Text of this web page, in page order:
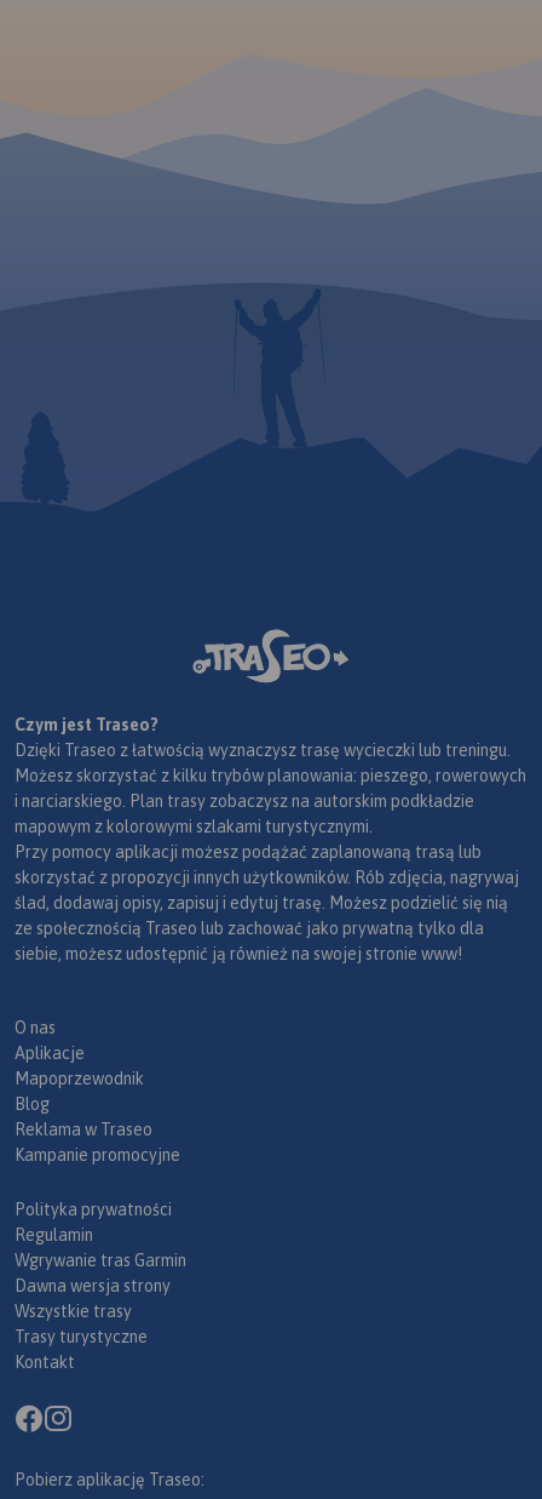
Czym jest Traseo?
Dzięki Traseo z łatwością wyznaczysz trasę wycieczki lub treningu.
Możesz skorzystać z kilku trybów planowania: pieszego, rowerowych
i narciarskiego. Plan trasy zobaczysz na autorskim podkładzie
mapowym z kolorowymi szlakami turystycznymi.
Przy pomocy aplikacji możesz podążać zaplanowaną trasą lub
skorzystać z propozycji innych użytkowników. Rób zdjęcia, nagrywaj
ślad, dodawaj opisy, zapisuj i edytuj trasę. Możesz podzielić się nią
ze społecznością Traseo lub zachować jako prywatną tylko dla
siebie, możesz udostępnić ją również na swojej stronie www!
O nas
Aplikacje
Mapoprzewodnik
Blog
Reklama w Traseo
Kampanie promocyjne
Polityka prywatności
Regulamin
Wgrywanie tras Garmin
Dawna wersja strony
Wszystkie trasy
Trasy turystyczne
Kontakt
Pobierz aplikację Traseo: